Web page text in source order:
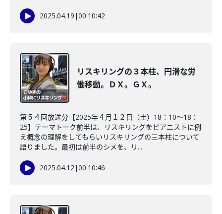
2025.04.19 |00:10:42
リスキリングの３本柱、円滑な労
働移動。ＤＸ。ＧＸ。
第５４回放送分【2025年４月１２日（土）18：10～18：
25】テーマトーク前半は、リスキリングをピアニストに例
え概念の理解をしてもらいリスキリングの三本柱について
語りました。最初は前半のシメを、リ...
2025.04.12|00:10:46